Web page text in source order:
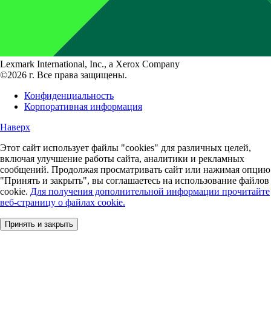
Lexmark International, Inc., a Xerox Company
©2026 г. Все права защищены.
Конфиденциальность
Корпоративная информация
Наверх
Этот сайт использует файлы "cookies" для различных целей,
включая улучшение работы сайта, аналитики и рекламных
сообщений. Продолжая просматривать сайт или нажимая опцию
"Принять и закрыть", вы соглашаетесь на использование файлов
cookie. Для получения дополнительной информации прочитайте
веб-страницу о файлах cookie.
Принять и закрыть